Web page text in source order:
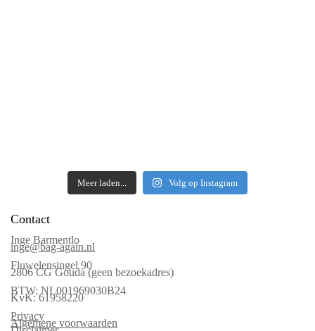
Meer laden... Volg op Instagram
Contact
Inge Barmentlo
inge@bag-again.nl
Fluwelensingel 90
2806 CG Gouda (geen bezoekadres)
BTW: NL001969030B24
KvK: 61958220
Privacy
Algemene voorwaarden